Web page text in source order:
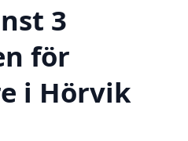
3
för
i Hörvik